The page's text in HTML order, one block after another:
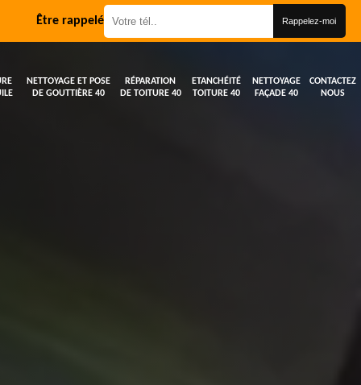
Être rappelé
NETTOYAGE ET POSE
DE GOUTTIÈRE 40
RÉPARATION
DE TOITURE 40
ETANCHÉITÉ
TOITURE 40
NETTOYAGE
FAÇADE 40
CONTACTEZ
NOUS